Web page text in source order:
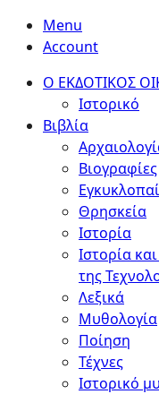
Menu
Account
Ο ΕΚΔΟΤΙΚΟΣ
Ιστορικό
Βιβλία
Βιογραφίες
Θρησκεία
Ιστορία
Ιστορία
της
Λεξικά
Μυθολογία
Ποίηση
Τέχνες
Ιστορικό